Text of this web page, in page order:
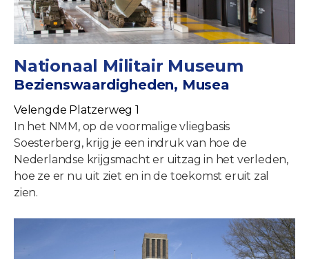
Nationaal Militair Museum
Bezienswaardigheden, Musea
Velengde Platzerweg 1
In het NMM, op de voormalige vliegbasis
Soesterberg, krijg je een indruk van hoe de
Nederlandse krijgsmacht er uitzag in het verleden,
hoe ze er nu uit ziet en in de toekomst eruit zal
zien.